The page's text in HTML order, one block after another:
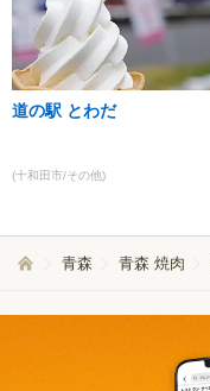
道の駅 とわだ
(十和田市/その他)
青森 青森 焼肉